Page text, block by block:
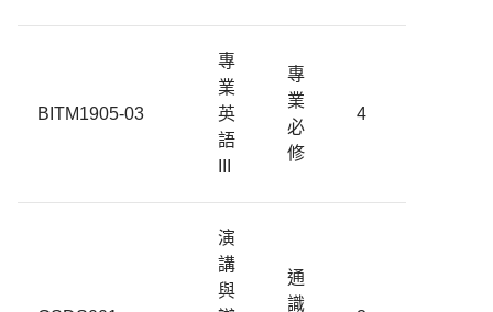
BITM1905-03
專
業
英
語
專
業
必
修
4
演
講
與
通
識